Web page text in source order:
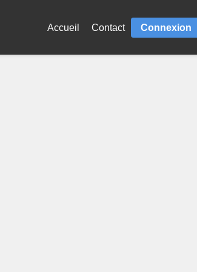
Accueil Contact Connexion